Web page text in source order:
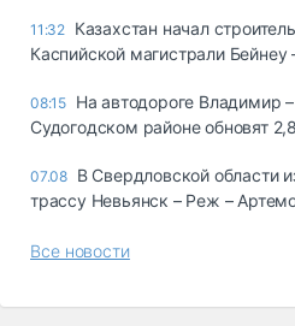
11:32 Казахстан начал
Каспийской магистрали Бейнеу
08:15 На автодороге Владимир
Судогодском районе обновят
07.08 В Свердловской области
трассу Невьянск – Реж –
Все новости